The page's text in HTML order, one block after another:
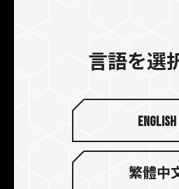
個性的なトーテム
ユニットのトップ全体で120
フルカラーのRGB LED照明
言語を選
English
繁體中